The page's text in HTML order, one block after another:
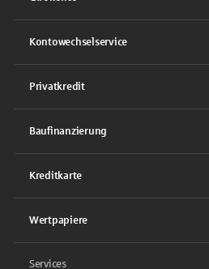
Kontowechselservice
Privatkredit
Baufinanzierung
Kreditkarte
Wertpapiere
Services